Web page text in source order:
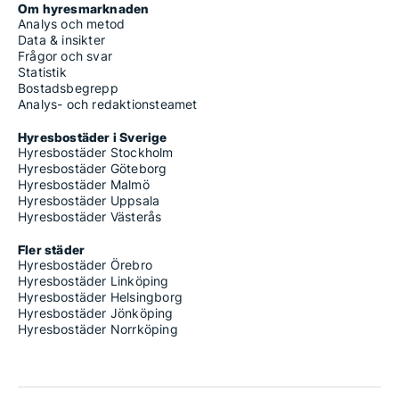
Om hyresmarknaden
Analys och metod
Data & insikter
Frågor och svar
Statistik
Bostadsbegrepp
Analys- och redaktionsteamet
Hyresbostäder i Sverige
Hyresbostäder Stockholm
Hyresbostäder Göteborg
Hyresbostäder Malmö
Hyresbostäder Uppsala
Hyresbostäder Västerås
Fler städer
Hyresbostäder Örebro
Hyresbostäder Linköping
Hyresbostäder Helsingborg
Hyresbostäder Jönköping
Hyresbostäder Norrköping